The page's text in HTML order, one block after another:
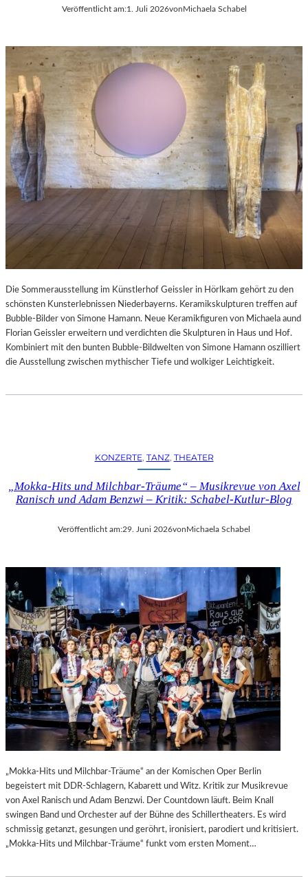
Veröffentlicht am:1. Juli 2026vonMichaela Schabel
Die Sommerausstellung im Künstlerhof Geissler in Hörlkam gehört zu den
schönsten Kunsterlebnissen Niederbayerns. Keramikskulpturen treffen auf
Bubble-Bilder von Simone Hamann. Neue Keramikfiguren von Michaela aund
Florian Geissler erweitern und verdichten die Skulpturen in Haus und Hof.
Kombiniert mit den bunten Bubble-Bildwelten von Simone Hamann oszilliert
die Ausstellung zwischen mythischer Tiefe und wolkiger Leichtigkeit.
KONZERTE, TANZ, THEATER
„Mokka-Hits und Milchbar-Träume“ – Musikrevue von Axel
Ranisch und Adam Benzwi – Kritik: Schabel-Kutlur-Blog
Veröffentlicht am:29. Juni 2026von Michaela Schabel
„Mokka-Hits und Milchbar-Träume“ an der Komischen Oper Berlin
begeistert mit DDR-Schlagern, Kabarett und Witz. Kritik zur Musikrevue
von Axel Ranisch und Adam Benzwi. Der Countdown läuft. Beim Knall
swingen Band und Orchester auf der Bühne des Schillertheaters. Es wird
schmissig getanzt, gesungen und geröhrt, ironisiert, parodiert und kritisiert.
„Mokka-Hits und Milchbar-Träume“ funkt vom ersten Moment…